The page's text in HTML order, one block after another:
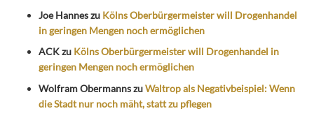
Joe Hanneszu Kölns Oberbürgermeister will Drogenhandel
in geringen Mengen noch ermöglichen
ACKzu Kölns Oberbürgermeister will Drogenhandel in
geringen Mengen noch ermöglichen
Wolfram ObermannszuWaltrop als Negativbeispiel: Wenn
die Stadt nur noch mäht, statt zu pflegen